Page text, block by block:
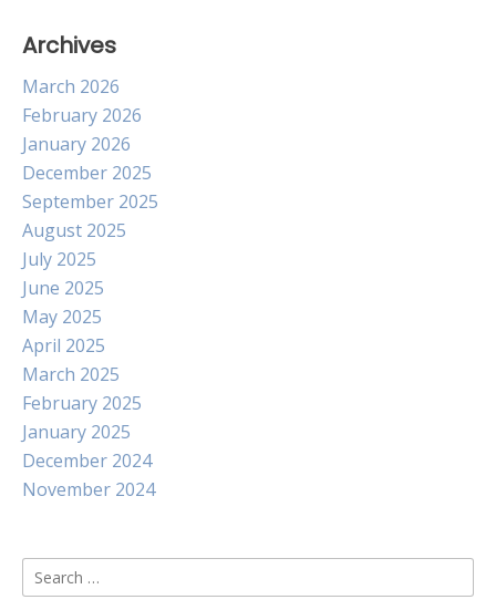
Archives
March 2026
February 2026
January 2026
December 2025
September 2025
August 2025
July 2025
June 2025
May 2025
April 2025
March 2025
February 2025
January 2025
December 2024
November 2024
Search
for: